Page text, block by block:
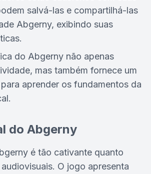
salvá-las e compartilhá-las
Abgerny, exibindo suas
do Abgerny não apenas
mas também fornece um
aprender os fundamentos da
do Abgerny
é tão cativante quanto
O jogo apresenta